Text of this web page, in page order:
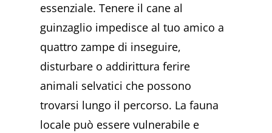
essenziale. Tenere il cane al
guinzaglio impedisce al tuo amico a
quattro zampe di inseguire,
disturbare o addirittura ferire
animali selvatici che possono
trovarsi lungo il percorso. La fauna
locale può essere vulnerabile e